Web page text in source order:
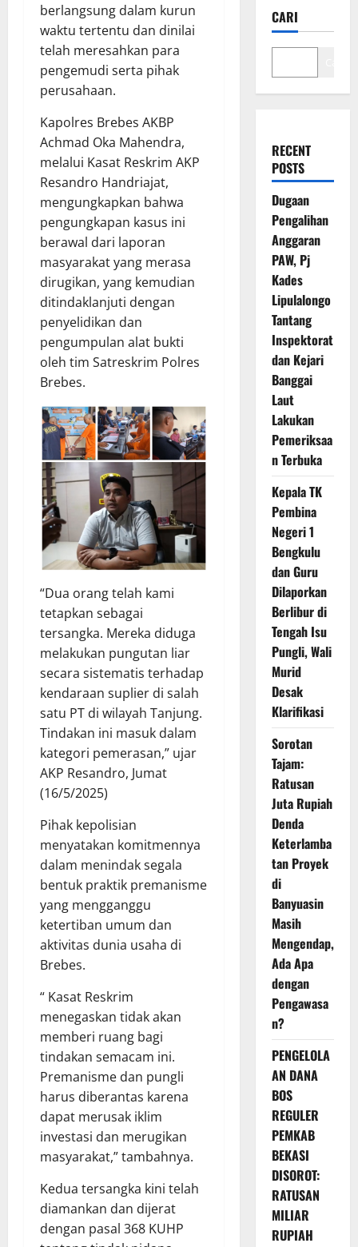
berlangsung dalam kurun
waktu tertentu dan dinilai
telah meresahkan para
pengemudi serta pihak
perusahaan.
Kapolres Brebes AKBP
Achmad Oka Mahendra,
melalui Kasat Reskrim AKP
Resandro Handriajat,
mengungkapkan bahwa
pengungkapan kasus ini
berawal dari laporan
masyarakat yang merasa
dirugikan, yang kemudian
ditindaklanjuti dengan
penyelidikan dan
pengumpulan alat bukti
oleh tim Satreskrim Polres
Brebes.
“Dua orang telah kami
tetapkan sebagai
tersangka. Mereka diduga
melakukan pungutan liar
secara sistematis terhadap
kendaraan suplier di salah
satu PT di wilayah Tanjung.
Tindakan ini masuk dalam
kategori pemerasan,” ujar
AKP Resandro, Jumat
(16/5/2025)
Pihak kepolisian
menyatakan komitmennya
dalam menindak segala
bentuk praktik premanisme
yang mengganggu
ketertiban umum dan
aktivitas dunia usaha di
Brebes.
“ Kasat Reskrim
menegaskan tidak akan
memberi ruang bagi
tindakan semacam ini.
Premanisme dan pungli
harus diberantas karena
dapat merusak iklim
investasi dan merugikan
masyarakat,” tambahnya.
Kedua tersangka kini telah
diamankan dan dijerat
dengan pasal 368 KUHP
CARI
RECENT
POSTS
Dugaan
Pengalihan
Anggaran
PAW, Pj
Kades
Lipulalongo
Tantang
Inspektorat
dan Kejari
Banggai
Laut
Lakukan
Pemeriksaa
n Terbuka
Kepala TK
Pembina
Negeri 1
Bengkulu
dan Guru
Dilaporkan
Berlibur di
Tengah Isu
Pungli, Wali
Murid
Desak
Klarifikasi
Sorotan
Tajam:
Ratusan
Juta Rupiah
Denda
Keterlamba
tan Proyek
di
Banyuasin
Masih
Mengendap,
Ada Apa
dengan
Pengawasa
n?
PENGELOLA
AN DANA
BOS
REGULER
PEMKAB
BEKASI
DISOROT:
RATUSAN
MILIAR
RUPIAH